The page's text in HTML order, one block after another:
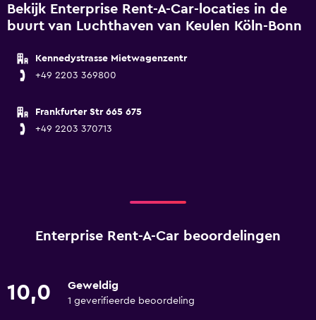
Bekijk Enterprise Rent-A-Car-locaties in de
buurt van Luchthaven van Keulen Köln-Bonn
Kennedystrasse Mietwagenzentr
+49 2203 369800
Frankfurter Str 665 675
+49 2203 370713
Enterprise Rent-A-Car beoordelingen
10,0 Geweldig
1 geverifieerde beoordeling